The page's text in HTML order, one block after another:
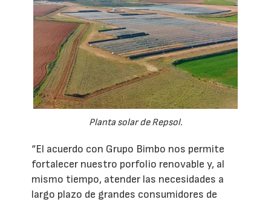
Planta solar de Repsol.
“El acuerdo con Grupo Bimbo nos permite
fortalecer nuestro porfolio renovable y, al
mismo tiempo, atender las necesidades a
largo plazo de grandes consumidores de